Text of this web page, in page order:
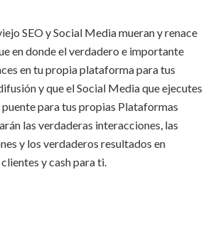
SEO y Social Media mueran y renace
en donde el verdadero e importante
en tu propia plataforma para tus
y que el Social Media que ejecutes
puente para tus propias Plataformas
las verdaderas interacciones, las
y los verdaderos resultados en
y cash para ti.